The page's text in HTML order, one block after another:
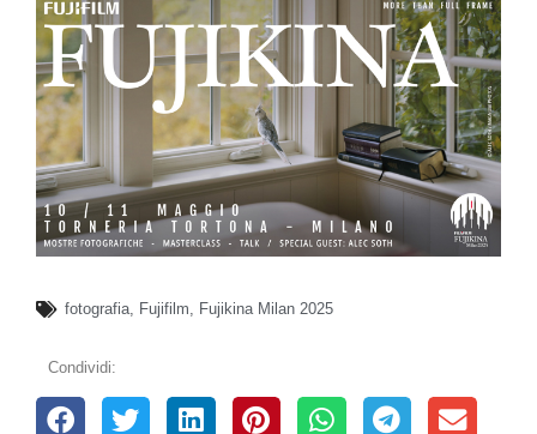
fotografia, Fujifilm, Fujikina Milan 2025
Condividi: